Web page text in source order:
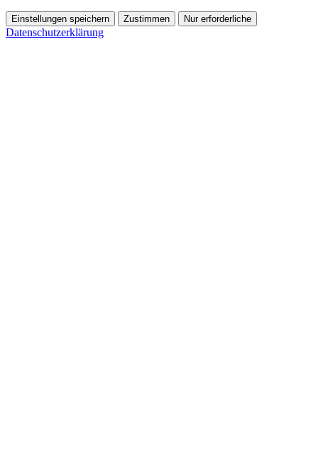
Einstellungen speichern Zustimmen Nur erforderliche
Datenschutzerklärung